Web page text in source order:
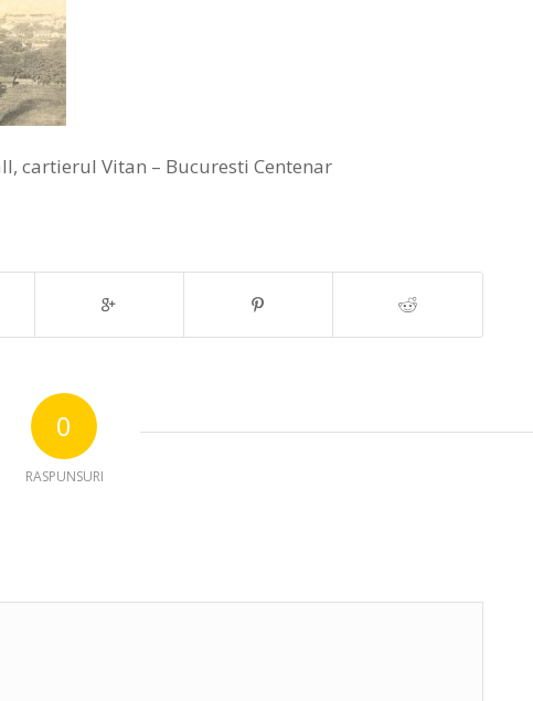
cartierul Vitan – Bucuresti Centenar
0
RASPUNSURI